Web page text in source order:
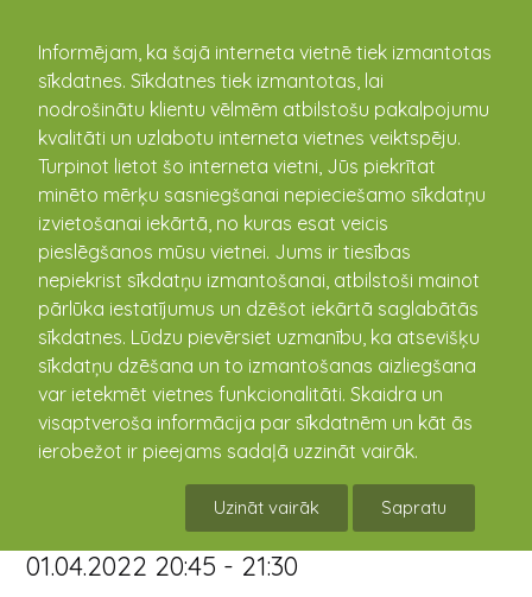
Informējam, ka šajā interneta vietnē tiek izmantotas
sīkdatnes. Sīkdatnes tiek izmantotas, lai
nodrošinātu klientu vēlmēm atbilstošu pakalpojumu
kvalitāti un uzlabotu interneta vietnes veiktspēju.
Turpinot lietot šo interneta vietni, Jūs piekrītat
minēto mērķu sasniegšanai nepieciešamo sīkdatņu
izvietošanai iekārtā, no kuras esat veicis
pieslēgšanos mūsu vietnei. Jums ir tiesības
nepiekrist sīkdatņu izmantošanai, atbilstoši mainot
pārlūka iestatījumus un dzēšot iekārtā saglabātās
sīkdatnes. Lūdzu pievērsiet uzmanību, ka atsevišķu
sīkdatņu dzēšana un to izmantošanas aizliegšana
var ietekmēt vietnes funkcionalitāti. Skaidra un
visaptveroša informācija par sīkdatnēm un kāt ās
ierobežot ir pieejams sadaļā uzzināt vairāk.
Uzināt vairāk Sapratu
kandava.lv
PASĀKUMU
KALENDĀRS
Kandavas čempionāts
basketbolā: SIA GALANGAL
01.04.2022 20:45 - 21:30